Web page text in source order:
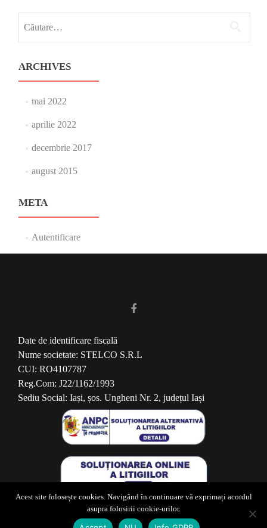
după:
ARCHIVES
mai 2022
aprilie 2022
decembrie 2017
august 2015
META
Autentificare
Date de identificare fiscală
Nume societate: STELCO S.R.L
CUI: RO4107787
Reg.Com: J22/1162/1993
Sediu Social: Iași, șos. Ungheni Nr. 2, județul Iași
©Toate drepturile rezervate STELCO
Website construit pe platforma Wordpress/Zerif Lite
Acest site folosește cookies. Navigând în continuare vă exprimați acordul
asupra folosirii cookie-urilor.